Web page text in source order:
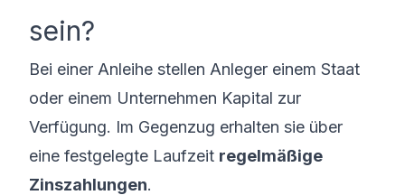
sein?
Bei einer Anleihe stellen Anleger einem Staat
oder einem Unternehmen Kapital zur
Verfügung. Im Gegenzug erhalten sie über
eine festgelegte Laufzeit regelmäßige
Zinszahlungen.